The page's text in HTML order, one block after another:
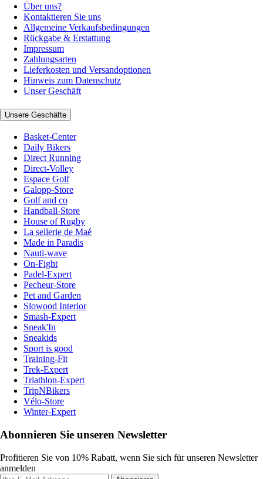
Über uns?
Kontaktieren Sie uns
Allgemeine Verkaufsbedingungen
Rückgabe & Erstattung
Impressum
Zahlungsarten
Lieferkosten und Versandoptionen
Hinweis zum Datenschutz
Unser Geschäft
Unsere Geschäfte
Basket-Center
Daily Bikers
Direct Running
Direct-Volley
Espace Golf
Galopp-Store
Golf and co
Handball-Store
House of Rugby
La sellerie de Maé
Made in Paradis
Nauti-wave
On-Fight
Padel-Expert
Pecheur-Store
Pet and Garden
Slowood Interior
Smash-Expert
Sneak'In
Sneakids
Sport is good
Training-Fit
Trek-Expert
Triathlon-Expert
TripNBikers
Vélo-Store
Winter-Expert
Abonnieren Sie unseren Newsletter
Profitieren Sie von 10% Rabatt, wenn Sie sich für unseren Newsletter
anmelden